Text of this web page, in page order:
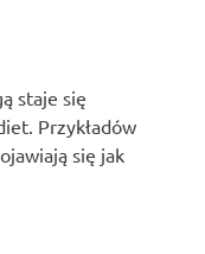
staje się
Przykładów
się jak